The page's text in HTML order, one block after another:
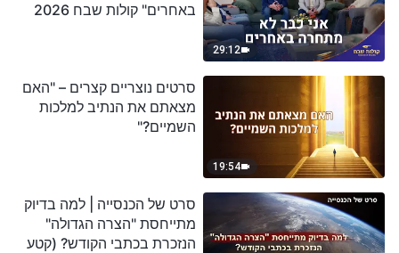
29:12
באחרים" קולות שבח 2026
19:54
סרטים נוצריים קצרים – "האם
מצאתם את הנתיב למלכות
השמיים?"
סרט של הכנסייה | למה בדיוק
מתייחסת "הצרה הגדולה"
הנזכרת בכתבי הקודש? (קטע